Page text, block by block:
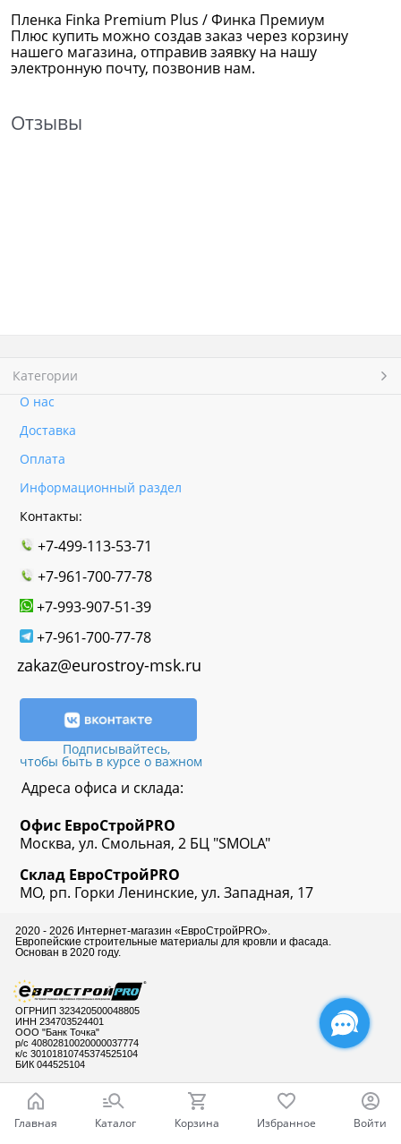
Пленка Finka Premium Plus / Финка Премиум
Плюс купить можно создав заказ через корзину
нашего магазина, отправив заявку на нашу
электронную почту, позвонив нам.
Отзывы
Категории
О нас
Доставка
Оплата
Информационный раздел
Контакты:
+7-499-113-53-71
+7-961-700-77-78
+7-993-907-51-39
+7-961-700-77-78
zakaz@eurostroy-msk.ru
Подписывайтесь,
чтобы быть в курсе о важном
Адреса офиса и склада:
Офис ЕвроСтройPRO
Москва, ул. Смольная, 2 БЦ "SMOLA"
Склад ЕвроСтройPRO
МО, рп. Горки Ленинские, ул. Западная, 17
2020 - 2026 Интернет-магазин «ЕвроСтройPRO».
Европейские строительные материалы для кровли и фасада.
Основан в 2020 году.
ОГРНИП 323420500048805
ИНН 234703524401
ООО "Банк Точка"
р/с 40802810020000037774
к/с 30101810745374525104
БИК 044525104
Главная Каталог Корзина Избранное Войти